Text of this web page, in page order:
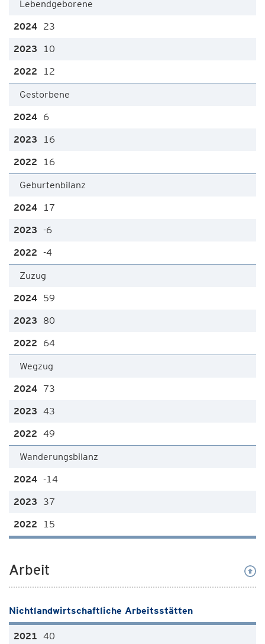
Lebendgeborene
23
10
12
Gestorbene
6
16
16
Geburtenbilanz
17
-6
-4
Zuzug
59
80
64
Wegzug
73
43
49
Wanderungsbilanz
-14
37
15
Arbeit
Nichtlandwirtschaftliche Arbeitsstätten
40